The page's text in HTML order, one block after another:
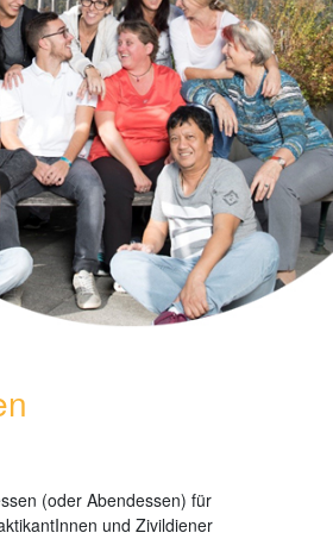
(oder Abendessen) für
und Zivildiener